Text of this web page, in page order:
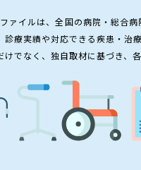
ァイルは、全国の病院・総合
療実績や対応できる疾患・治
けでなく、独自取材に基づき、